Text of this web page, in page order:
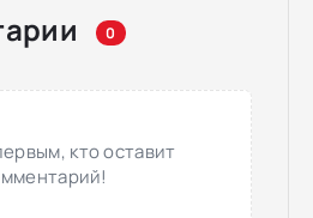
0
кто оставит